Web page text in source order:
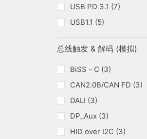
USB PD 3.1 (7)
USB1.1 (5)
总线触发 & 解码 (模拟)
BiSS－C (3)
CAN2.0B/CAN FD (3)
DALI (3)
DP_Aux (3)
HID over I2C (3)